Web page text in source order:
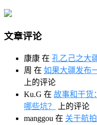
文章评论
康康 在 孔乙己之大
周 在 如果大疆发布
上的评论
Ku.G 在 故事和干货
哪些坑？
上的评论
manggou 在 关于航